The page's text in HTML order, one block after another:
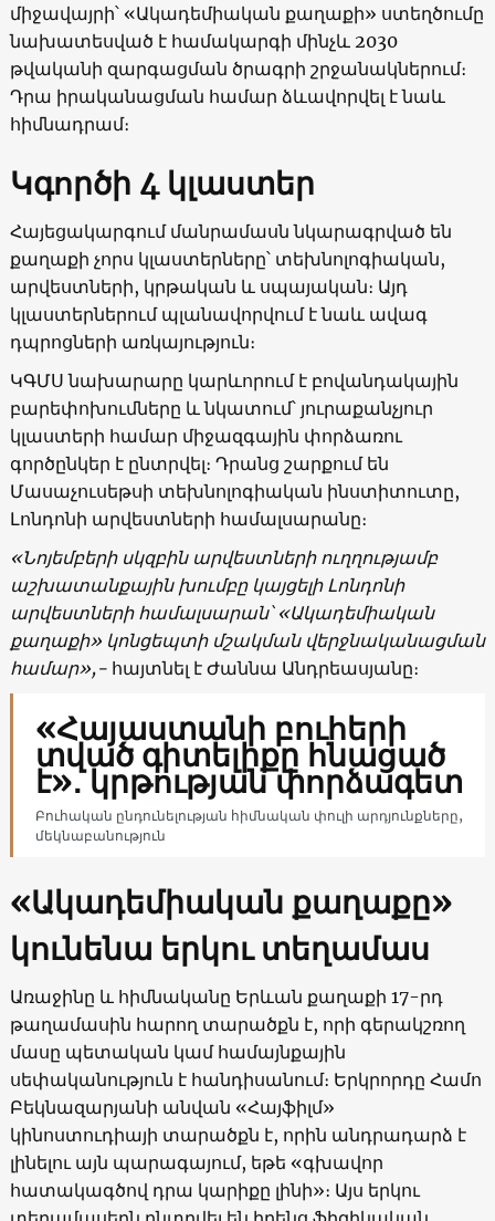
միջավայրի՝ «Ակադեմիական քաղաքի» ստեղծումը
նախատեսված է համակարգի մինչև 2030
թվականի զարգացման ծրագրի շրջանակներում։
Դրա իրականացման համար ձևավորվել է նաև
հիմնադրամ։
Կգործի 4 կլաստեր
Հայեցակարգում մանրամասն նկարագրված են
քաղաքի չորս կլաստերները՝ տեխնոլոգիական,
արվեստների, կրթական և սպայական։ Այդ
կլաստերներում պլանավորվում է նաև ավագ
դպրոցների առկայություն։
ԿԳՄՍ նախարարը կարևորում է բովանդակային
բարեփոխումները և նկատում՝ յուրաքանչյուր
կլաստերի համար միջազգային փորձառու
գործընկեր է ընտրվել։ Դրանց շարքում են
Մասաչուսեթսի տեխնոլոգիական ինստիտուտը,
Լոնդոնի արվեստների համալսարանը։
«Նոյեմբերի սկզբին արվեստների ուղղությամբ
աշխատանքային խումբը կայցելի Լոնդոնի
արվեստների համալսարան՝ «Ակադեմիական
քաղաքի» կոնցեպտի մշակման վերջնականացման
համար»,-հայտնել է Ժաննա Անդրեասյանը։
«Հայաստանի բուհերի
տված գիտելիքը հնացած
է»․ կրթության փորձագետ
Բուհական ընդունելության հիմնական փուլի արդյունքները,
մեկնաբանություն
«Ակադեմիական քաղաքը»
կունենա երկու տեղամաս
Առաջինը և հիմնականը Երևան քաղաքի 17-րդ
թաղամասին հարող տարածքն է, որի գերակշռող
մասը պետական կամ համայնքային
սեփականություն է հանդիսանում։ Երկրորդը Համո
Բեկնազարյանի անվան «Հայֆիլմ»
կինոստուդիայի տարածքն է, որին անդրադարձ է
լինելու այն պարագայում, եթե «գխավոր
հատակագծով դրա կարիքը լինի»։ Այս երկու